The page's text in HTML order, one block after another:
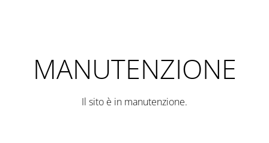
MANUTENZIONE
Il sito è in manutenzione.